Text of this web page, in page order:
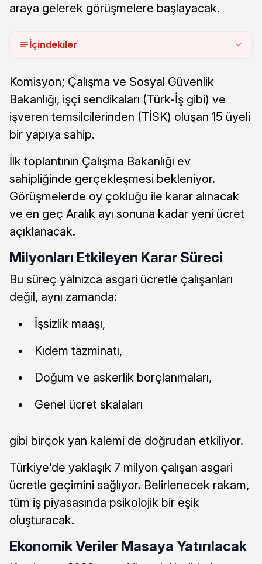
araya gelerek görüşmelere başlayacak.
İçindekiler
Komisyon; Çalışma ve Sosyal Güvenlik
Bakanlığı, işçi sendikaları (Türk-İş gibi) ve
işveren temsilcilerinden (TİSK) oluşan 15 üyeli
bir yapıya sahip.
İlk toplantının Çalışma Bakanlığı ev
sahipliğinde gerçekleşmesi bekleniyor.
Görüşmelerde oy çokluğu ile karar alınacak
ve en geç Aralık ayı sonuna kadar yeni ücret
açıklanacak.
Milyonları Etkileyen Karar Süreci
Bu süreç yalnızca asgari ücretle çalışanları
değil, aynı zamanda:
İşsizlik maaşı,
Kıdem tazminatı,
Doğum ve askerlik borçlanmaları,
Genel ücret skalaları
gibi birçok yan kalemi de doğrudan etkiliyor.
Türkiye’de yaklaşık 7 milyon çalışan asgari
ücretle geçimini sağlıyor. Belirlenecek rakam,
tüm iş piyasasında psikolojik bir eşik
oluşturacak.
Ekonomik Veriler Masaya Yatırılacak